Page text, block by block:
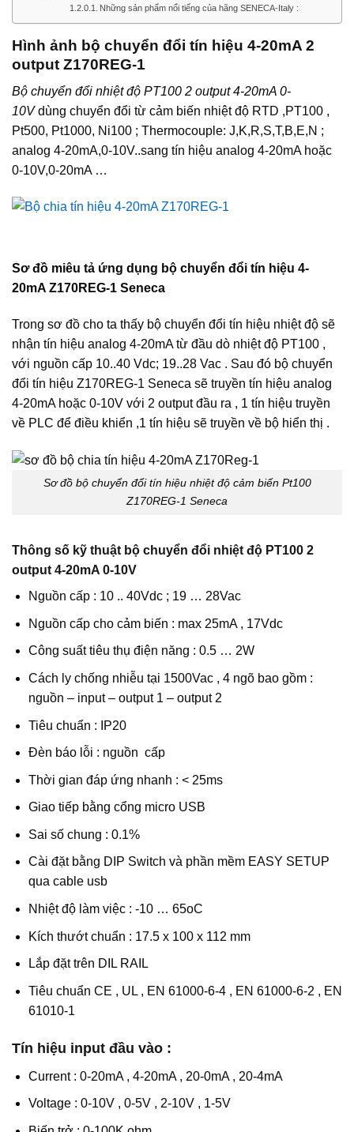
Những sản phẩm nổi tiếng của hãng SENECA-Italy :
Hình ảnh bộ chuyển đổi tín hiệu 4-20mA 2
output Z170REG-1
Bộ chuyển đổi nhiệt độ PT100 2 output 4-20mA 0-
10Vdùng chuyển đổi từ cảm biến nhiệt độ RTD ,PT100 ,
Pt500, Pt1000, Ni100 ; Thermocouple: J,K,R,S,T,B,E,N ;
analog 4-20mA,0-10V..sang tín hiệu analog 4-20mA hoặc
0-10V,0-20mA …
Sơ đồ miêu tả ứng dụng bộ chuyển đổi tín hiệu 4-
20mA Z170REG-1 Seneca
Trong sơ đồ cho ta thấy bộ chuyển đổi tín hiệu nhiệt độ sẽ
nhận tín hiệu analog 4-20mA từ đầu dò nhiệt độ PT100 ,
với nguồn cấp 10..40 Vdc; 19..28 Vac . Sau đó bộ chuyển
đổi tín hiệu Z170REG-1 Seneca sẽ truyền tín hiệu analog
4-20mA hoặc 0-10V với 2 output đầu ra , 1 tín hiệu truyền
về PLC để điều khiển ,1 tín hiệu sẽ truyền về bộ hiển thị .
Sơ đồ bộ chuyển đổi tín hiệu nhiệt độ cảm biến Pt100
Z170REG-1 Seneca
Thông số kỹ thuật bộ chuyển đổi nhiệt độ PT100 2
output 4-20mA 0-10V
Nguồn cấp : 10 .. 40Vdc ; 19 … 28Vac
Nguồn cấp cho cảm biến : max 25mA , 17Vdc
Công suất tiêu thụ điện năng : 0.5 … 2W
Cách ly chống nhiễu tại 1500Vac , 4 ngõ bao gồm :
nguồn – input – output 1 – output 2
Tiêu chuẩn : IP20
Đèn báo lỗi : nguồn cấp
Thời gian đáp ứng nhanh : < 25ms
Giao tiếp bằng cổng micro USB
Sai số chung : 0.1%
Cài đặt bằng DIP Switch và phần mềm EASY SETUP
qua cable usb
Nhiệt độ làm việc : -10 … 65oC
Kích thướt chuẩn : 17.5 x 100 x 112 mm
Lắp đặt trên DIL RAIL
Tiêu chuẩn CE , UL , EN 61000-6-4 , EN 61000-6-2 , EN
61010-1
Tín hiệu input đầu vào :
Current : 0-20mA , 4-20mA , 20-0mA , 20-4mA
Voltage : 0-10V , 0-5V , 2-10V , 1-5V